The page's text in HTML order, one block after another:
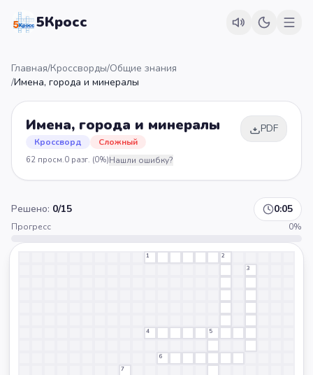
5Кросс
Главная/Кроссворды/Общие знания
/Имена, города и минералы
Имена, города и минералы
Кроссворд Сложный
PDF
62 просм.0 разг. (0%)Нашли ошибку?
Решено: 0/15 0:05
Прогресс 0%
1
2
3
4 5
6
7